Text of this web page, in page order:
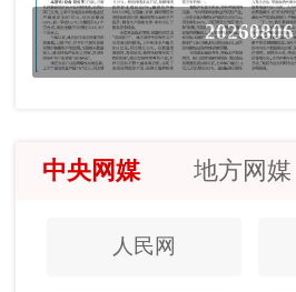
20260806
中央网媒 地方网媒
人民网